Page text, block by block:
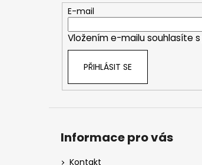
E-mail
Vložením e-mailu souhlasíte s
PŘIHLÁSIT SE
Informace pro vás
Kontakt